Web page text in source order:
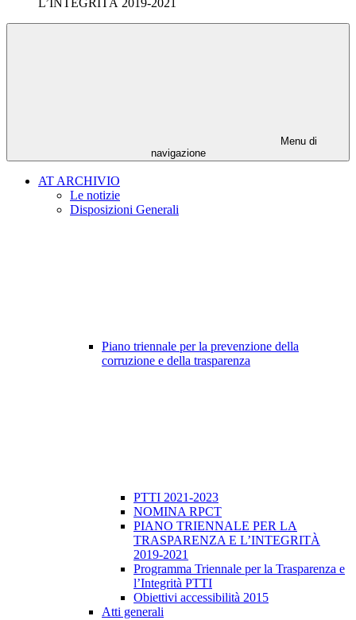
L’INTEGRITÀ 2019-2021
Menu di
navigazione
AT ARCHIVIO
Le notizie
Disposizioni Generali
Piano triennale per la prevenzione della
corruzione e della trasparenza
PTTI 2021-2023
NOMINA RPCT
PIANO TRIENNALE PER LA
TRASPARENZA E L’INTEGRITÀ
2019-2021
Programma Triennale per la Trasparenza e
l’Integrità PTTI
Obiettivi accessibilità 2015
Atti generali